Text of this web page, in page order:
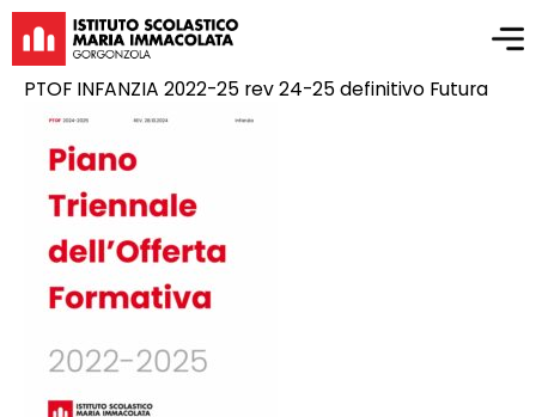
PTOF INFANZIA 2022-25 rev 24-25 definitivo Futura